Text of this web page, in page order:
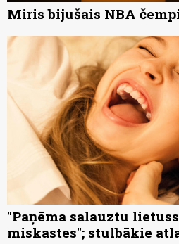
Miris bijušais NBA
"Paņēma salauztu
miskastes"; stulbākie